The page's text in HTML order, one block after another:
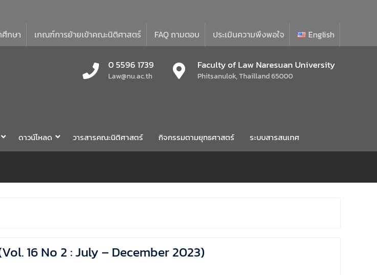
ศึกษา เกณฑ์การย้ายเข้าคณะนิติศาสตร์ FAQ ถามตอบ ประเมินความพึงพอใจ English
0 5596 1739
Law@nu.ac.th
Faculty of Law Naresuan University
Phitsanulok, Thailland 65000
ดาวน์โหลด วารสารคณะนิติศาสตร์ กิจกรรมตามยุทธศาสตร์ ระบบสารสนเทศ
16 No 2 : July – December 2023)